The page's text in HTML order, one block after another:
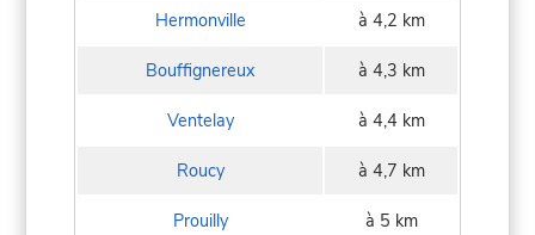
Hermonville à 4,2 km
Bouffignereux à 4,3 km
Ventelay à 4,4 km
Roucy à 4,7 km
Prouilly à 5 km